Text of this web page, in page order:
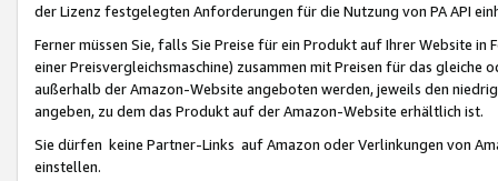
der Lizenz festgelegten Anforderungen für die Nutzung von PA API
Ferner müssen Sie, falls Sie Preise für ein Produkt auf Ihrer Website
einer Preisvergleichsmaschine) zusammen mit Preisen für das
außerhalb der Amazon-Website angeboten werden, jeweils den
angeben, zu dem das Produkt auf der Amazon-Website erhältlich ist.
Sie dürfen keine Partner-Links auf Amazon oder Verlinkungen von
einstellen.